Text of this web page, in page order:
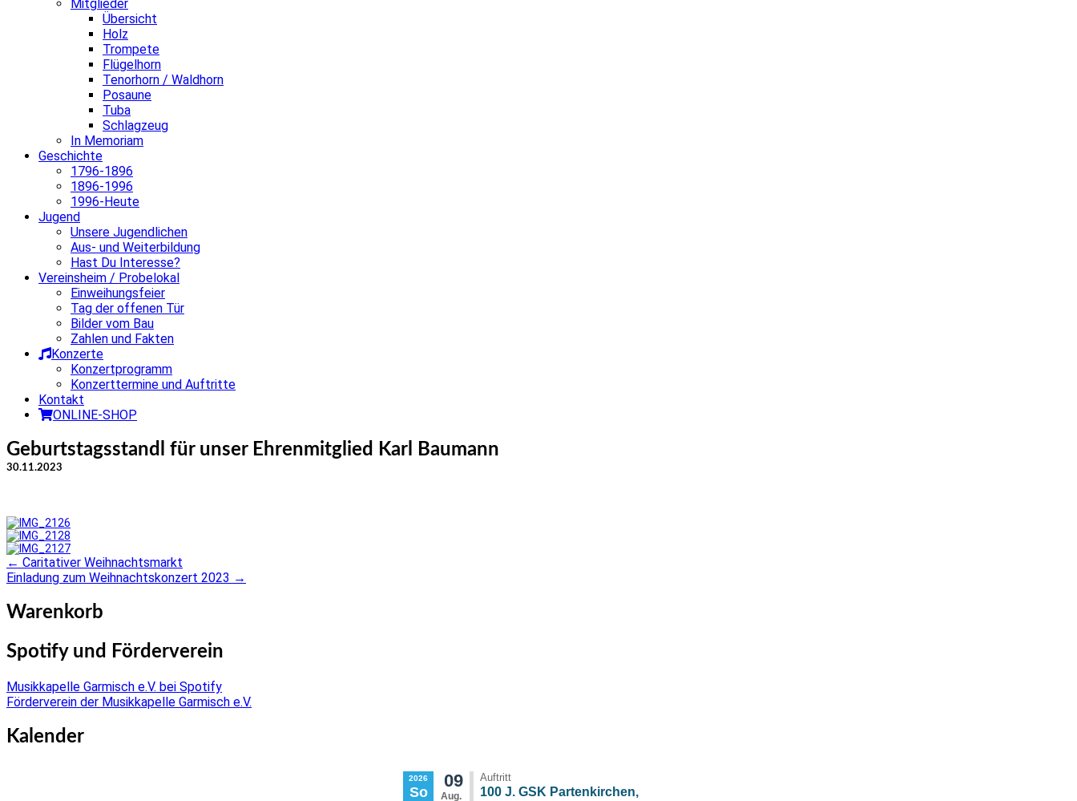
Mitglieder
Übersicht
Holz
Trompete
Flügelhorn
Tenorhorn / Waldhorn
Posaune
Tuba
Schlagzeug
In Memoriam
Geschichte
1796-1896
1896-1996
1996-Heute
Jugend
Unsere Jugendlichen
Aus- und Weiterbildung
Hast Du Interesse?
Vereinsheim / Probelokal
Einweihungsfeier
Tag der offenen Tür
Bilder vom Bau
Zahlen und Fakten
Konzerte
Konzertprogramm
Konzerttermine und Auftritte
Kontakt
ONLINE-SHOP
Geburtstagsstandl für unser Ehrenmitglied Karl Baumann
30.11.2023
Post
navigation
← Caritativer Weihnachtsmarkt
Einladung zum Weihnachtskonzert 2023 →
Warenkorb
Spotify und Förderverein
Musikkapelle Garmisch e.V. bei Spotify
Förderverein der Musikkapelle Garmisch e.V.
Kalender